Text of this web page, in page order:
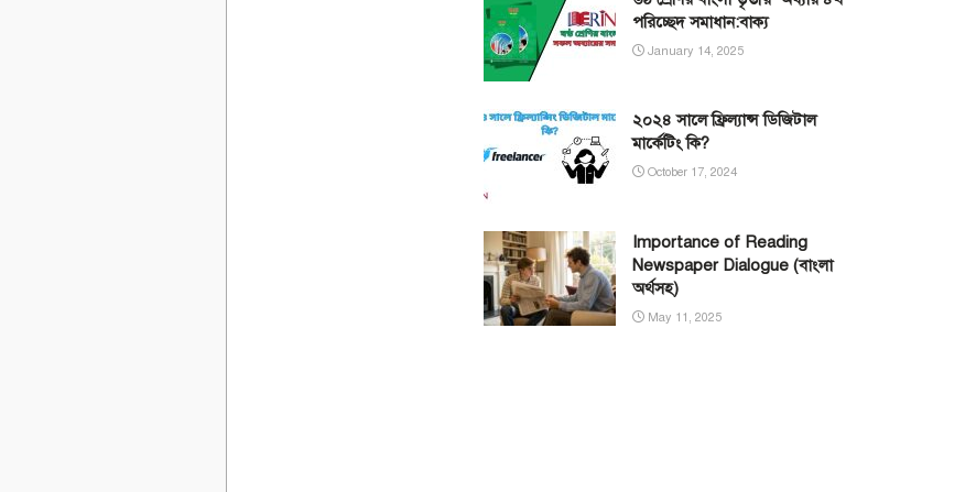
পরিচ্ছেদ সমাধান:বাক্য
January 14, 2025
২০২৪ সালে ফ্রিল্যান্স ডিজিটাল
মার্কেটিং কি?
October 17, 2024
Importance of Reading
Newspaper Dialogue (বাংলা
অর্থসহ)
May 11, 2025